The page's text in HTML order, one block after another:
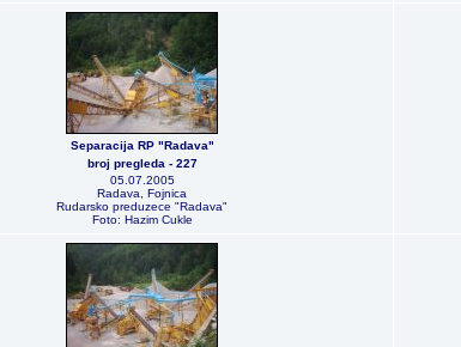
Separacija RP "Radava"
broj pregleda - 227
05.07.2005
Radava, Fojnica
Rudarsko preduzece "Radava"
Foto: Hazim Cukle